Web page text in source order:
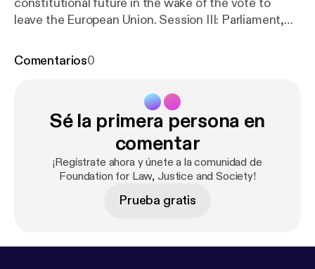
leave the European Union. Session III: Parliament,
chaired by Joshua Rozenberg, assesses the Article
Comentarios0
Sé la primera persona en
comentar
¡Regístrate ahora y únete a la comunidad de
Foundation for Law, Justice and Society!
Prueba gratis